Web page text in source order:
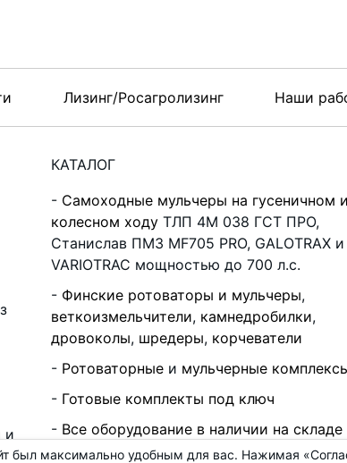
Лизинг/Росагролизинг Наши
и
КАТАЛОГ
Самоходные мульчеры на гусеничном и
колесном ходу ТЛП 4М 038 ГСТ ПРО,
Станислав ПМЗ MF705 PRO, GALOTRAX и
VARIOTRAC мощностью до 700 л.с.
Финские ротоваторы и мульчеры,
веткоизмельчители, камнедробилки,
дровоколы, шредеры, корчеватели
Ротоваторные и мульчерные
Готовые комплекты под ключ
Все оборудование в наличии на складе
был максимально удобным для вас. Нажимая